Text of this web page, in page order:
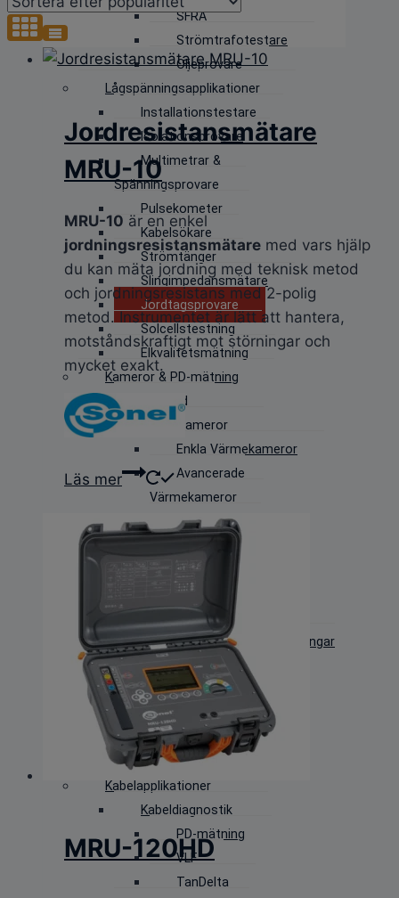
SFRA
Strömtrafotestare
Oljeprovare
Lågspänningsapplikationer
Installationstestare
Isolationsprovare
Multimetrar &
Spänningsprovare
Pulsekometer
Kabelsökare
Strömtänger
Slingimpedansmätare
Jordtagsprovare
Solcellstestning
Elkvalitetsmätning
Kameror & PD-mätning
Ultraljud
Värmekameror
Enkla Värmekameror
Avancerade
Värmekameror
Professionella
PD-mätning
IR-Kameror
Ultraljudskameror
Handhållna PD utrustningar
(TeV+Ultraljud)
Laboratorie, Högspänning &
Daggpunkt
Daggpunktskalibrering
Kalibering av instrument
Kabelapplikationer
Kabeldiagnostik
PD-mätning
VLF
TanDelta
popularitet
Jordresistansmätare
MRU-10
MRU-10 är en enkel
jordningsresistansmätare med vars hjälp
du kan mäta jordning med teknisk metod
och jordningsresistans med 2-polig
metod. Instrumentet är lätt att hantera,
motståndskraftigt mot störningar och
mycket exakt.
Läs mer
MRU-120HD